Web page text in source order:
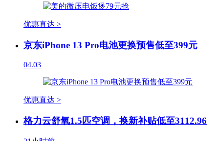
优惠直达 >
京东iPhone 13 Pro电池更换预售低至399元
04.03
优惠直达 >
格力云舒氧1.5匹空调，换新补贴低至3112.96